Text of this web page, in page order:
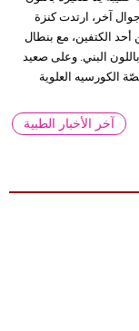
آخر، ارتدت كنزة
الكتفين، مع بنطال
البني. وعلى صعيد
الكورسيه العلوية
آخر الأخبار الطبية